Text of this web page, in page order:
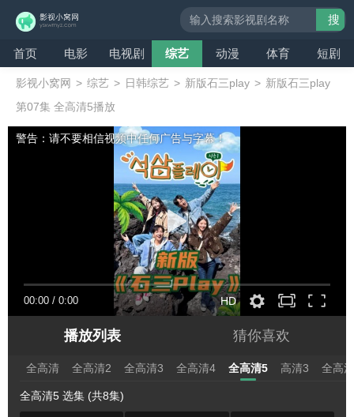
首页 电影 电视剧 综艺 动漫 体育 短剧
搜
影视小窝网 > 综艺 > 日韩综艺 > 新版石三play > 新版石三play
第07集 全高清5播放
00:00 / 0:00 HD
警告：请不要相信视频中任何广告与字幕！
播放列表 猜你喜欢
全高清 全高清2 全高清3 全高清4 全高清5 高清3 全高
全高清5 选集 (共8集)